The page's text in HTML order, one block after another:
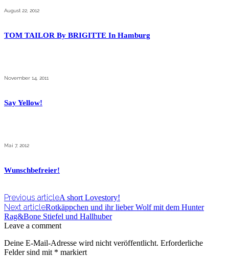
August 22, 2012
TOM TAILOR By BRIGITTE In Hamburg
November 14, 2011
Say Yellow!
Mai 7, 2012
Wunschbefreier!
Previous articleA short Lovestory!
Next articleRotkäppchen und ihr lieber Wolf mit dem Hunter
Rag&Bone Stiefel und Hallhuber
Leave a comment
Deine E-Mail-Adresse wird nicht veröffentlicht. Erforderliche
Felder sind mit * markiert